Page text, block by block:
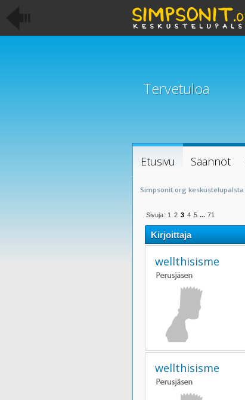
Tervetuloa
Etusivu Säännöt
Simpsonit.org keskustelupalsta
Sivuja: 1 2 3 4 5 ... 71
Kirjoittaja
wellthisisme
wellthisisme